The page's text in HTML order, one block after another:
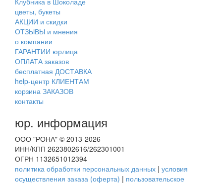
цветы, букеты
АКЦИИ и скидки
ОТЗЫВЫ и мнения
о компании
ГАРАНТИИ юрлица
ОПЛАТА заказов
бесплатная ДОСТАВКА
help-центр КЛИЕНТАМ
корзина ЗАКАЗОВ
контакты
юр. информация
ООО "РОНА" © 2013-2026
ИНН/КПП 2623802616/262301001
ОГРН 1132651012394
политика обработки персональных данных | условия
осуществления заказа (оферта) | пользовательское